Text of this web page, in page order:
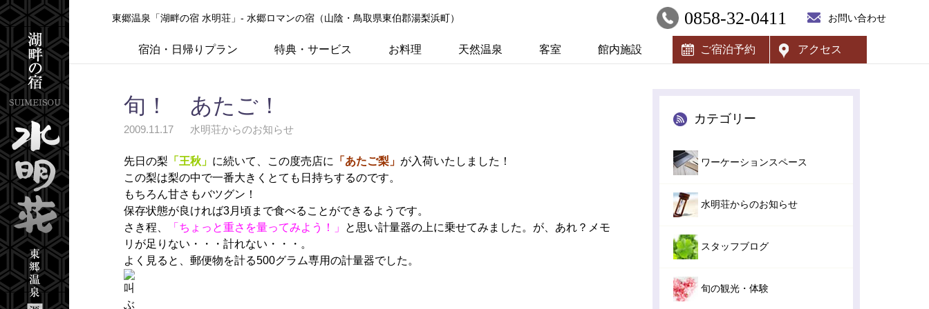
東郷温泉「湖畔の宿 水明荘」- 水郷ロマンの宿（山陰・鳥取県東伯郡湯梨浜町） 0858-32-0411 お問い合わせ
宿泊・日帰りプラン 特典・サービス お料理 天然温泉 客室 館内施設 ご宿泊予約 アクセス
旬！ あたご！
2009.11.17 水明荘からのお知らせ
先日の梨 「王秋」 に続いて、この度売店に 「あたご梨」 が入荷いたしました！
この梨は梨の中で一番大きくとても日持ちするのです。
もちろん甘さもバツグン！
保存状態が良ければ3月頃まで食べることができるようです。
さき程、
「ちょっと重さを量ってみよう！」
と思い計量器の上に乗せてみました。が、あれ？メモ
リが足りない・・・計れない・・・。
よく見ると、郵便物を計る500グラム専用の計量器でした。
カテゴリー
ワーケーションスペース
水明荘からのお知らせ
スタッフブログ
旬の観光・体験